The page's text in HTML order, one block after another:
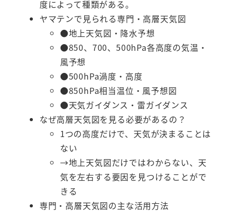
度によって種類がある。
ヤマテンで見られる専門・高層天気図
●地上天気図・降水予想
●850、700、500hPa各高度の気温・
風予想
●500hPa渦度・高度
●850hPa相当温位・風予想図
●天気ガイダンス・雷ガイダンス
なぜ高層天気図を見る必要があるの？
1つの高度だけで、天気が決まることは
ない
→地上天気図だけではわからない、天
気を左右する要因を見つけることがで
きる
専門・高層天気図の主な活用方法